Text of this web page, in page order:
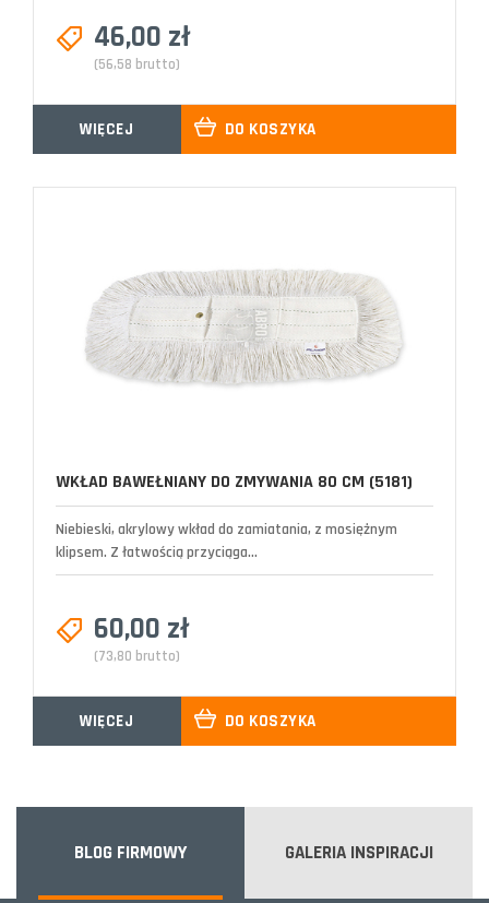
46,00 zł
(56,58 brutto)
WIĘCEJ DO KOSZYKA
WKŁAD BAWEŁNIANY DO ZMYWANIA 80 CM (5181)
Niebieski, akrylowy wkład do zamiatania, z mosiężnym
klipsem. Z łatwością przyciąga...
60,00 zł
(73,80 brutto)
WIĘCEJ DO KOSZYKA
BLOG FIRMOWY GALERIA INSPIRACJI